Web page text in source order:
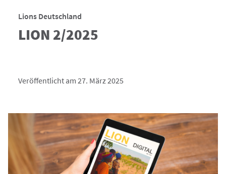
Lions Deutschland
LION 2/2025
Veröffentlicht am 27. März 2025